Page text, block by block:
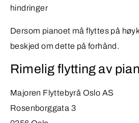
hindringer
Dersom pianoet må flyttes på
beskjed om dette på forhånd.
Rimelig flytting av
Majoren Flyttebyrå Oslo AS
Rosenborggata 3